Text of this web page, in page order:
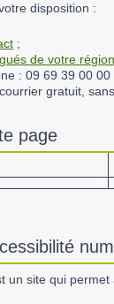
disposition :
;
de votre région
: 09 69 39 00 00
gratuit,
page
un site qui